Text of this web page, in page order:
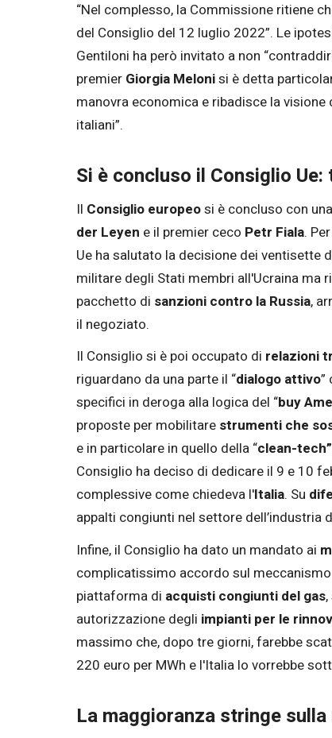
“Nel complesso, la Commissione ritiene
del Consiglio del 12 luglio 2022”. Le
Gentiloni ha però invitato a non
premier Giorgia Melonisi è detta
manovra economica e ribadisce la visione
italiani”.
Si è concluso il Consiglio
Il Consiglio europeosi è concluso con
der Leyen e il premier ceco Petr Fiala.
Ue ha salutato la decisione dei ventisette
militare degli Stati membri all'Ucraina ma
pacchetto di sanzioni contro la Russia,
il negoziato.
Il Consiglio si è poi occupato di relazioni
riguardano da una parte il “dialogo attivo”
specifici in deroga alla logica del “buy
proposte per mobilitare strumenti che
e in particolare in quello della “clean-tech”
Consiglio ha deciso di dedicare il 9 e 10
complessive come chiedeva l'Italia. Su
appalti congiunti nel settore dell’industria
Infine, il Consiglio ha dato un mandato ai
complicatissimo accordo sul
piattaforma di acquisti congiunti del gas
autorizzazione degli impianti per le
massimo che, dopo tre giorni, farebbe
220 euro per MWh e l'Italia lo vorrebbe
La maggioranza stringe